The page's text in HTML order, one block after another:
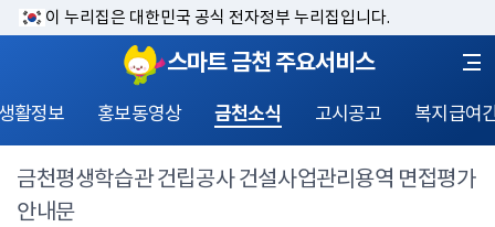
이 누리집은 대한민국 공식 전자정부 누리집입니다.
스마트 금천 주요서비스
활정보 홍보동영상 금천소식 고시공고 복지급여
금천평생학습관 건립공사 건설사업관리용역 면접평가
안내문